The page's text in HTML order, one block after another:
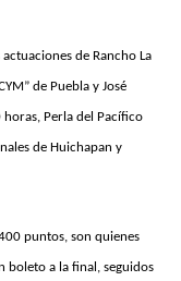
de Rancho La
de Puebla y José
Perla del Pacífico
de Huichapan y
puntos, son quienes
boleto a la final, seguidos